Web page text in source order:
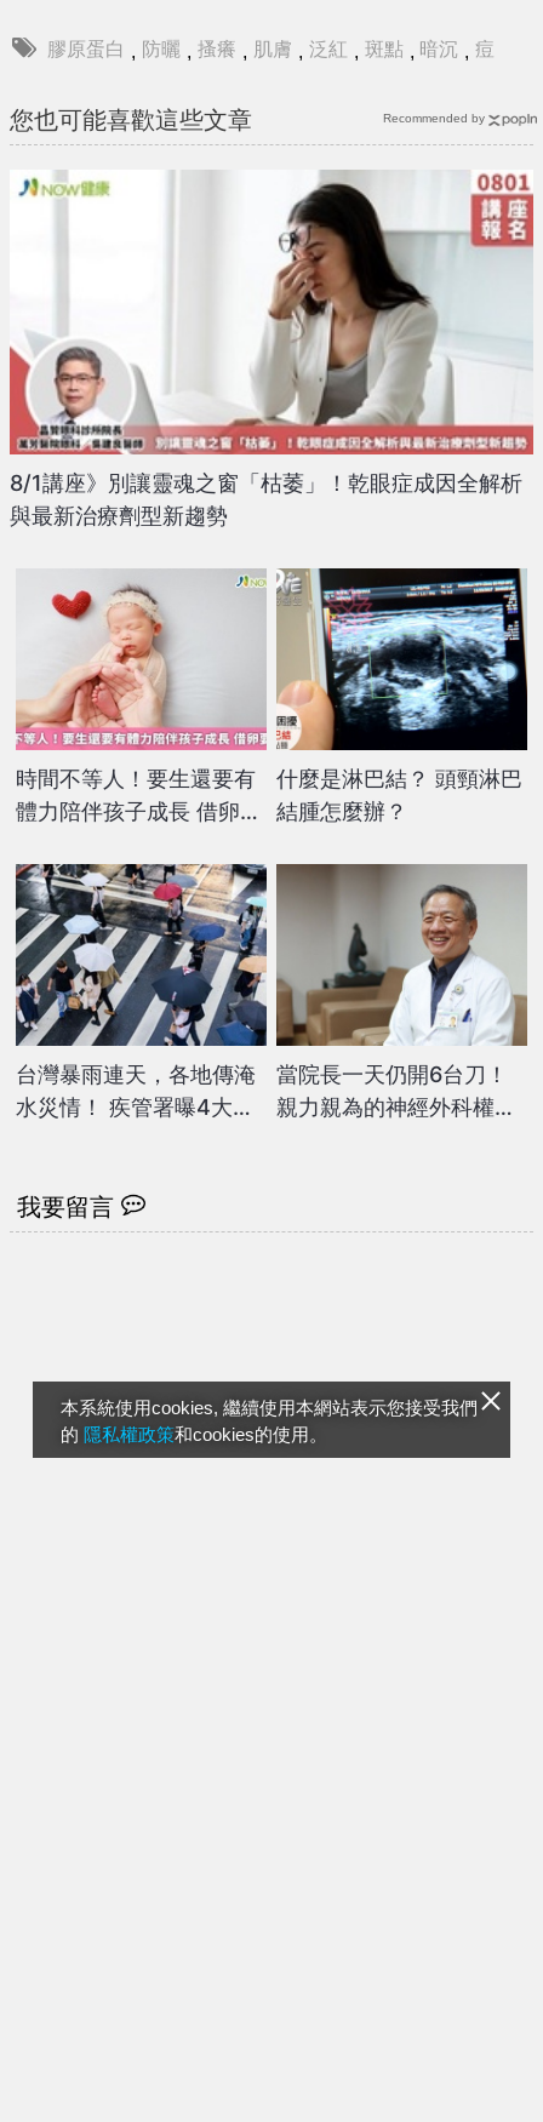
本系統使用cookies, 繼續使用本網站表示您接受我們
的 隱私權政策和cookies的使用。
膠原蛋白 , 防曬 , 搔癢 , 肌膚 , 泛紅 , 斑點 , 暗沉 , 痘
您也可能喜歡這些文章
8/1講座》別讓靈魂之窗「枯萎」！乾眼症成因全解析
與最新治療劑型新趨勢
時間不等人！要生還要有
體力陪伴孩子成長 借卵要
什麼是淋巴結？ 頭頸淋巴
結腫怎麼辦？
台灣暴雨連天，各地傳淹
水災情！ 疾管署曝4大健
當院長一天仍開6台刀！
親力親為的神經外科權威
Recommended by
我要留言